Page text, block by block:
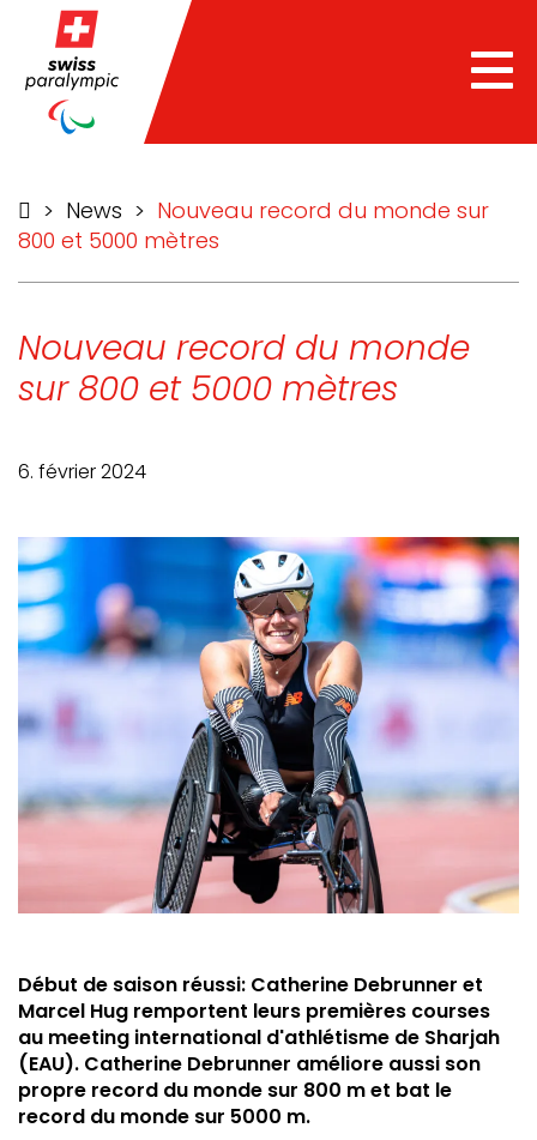
> News >
Nouveau record du monde sur
800 et 5000 mètres
Nouveau record du monde
sur 800 et 5000 mètres
6. février 2024
Début de saison réussi: Catherine Debrunner et
Marcel Hug remportent leurs premières courses
au meeting international d'athlétisme de Sharjah
(EAU). Catherine Debrunner améliore aussi son
propre record du monde sur 800 m et bat le
record du monde sur 5000 m.